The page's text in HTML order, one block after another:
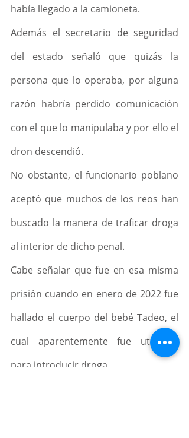
había llegado a la camioneta.
Además el secretario de seguridad
del estado señaló que quizás la
persona que lo operaba, por alguna
razón habría perdido comunicación
con el que lo manipulaba y por ello el
dron descendió.
No obstante, el funcionario poblano
aceptó que muchos de los reos han
buscado la manera de traficar droga
al interior de dicho penal.
Cabe señalar que fue en esa misma
prisión cuando en enero de 2022 fue
hallado el cuerpo del bebé Tadeo, el
cual aparentemente fue utilizado
para introducir droga.